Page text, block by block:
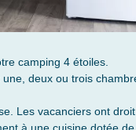
camping 4 étoiles.
deux ou trois
Les vacanciers ont